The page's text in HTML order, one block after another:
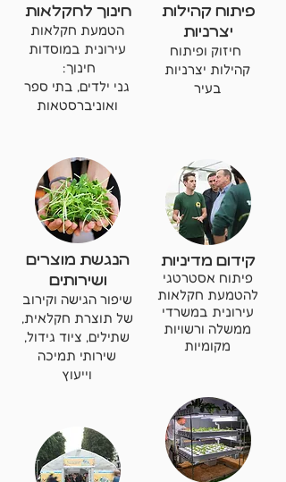
פיתוח קהילות
יצרניות
חיזוק ופיתוח
קהילות יצרניות
בעיר
קידום מדיניות
פיתוח אסטרטגי
להטמעת חקלאות
עירונית במשרדי
ממשלה ורשויות
מקומיות
חינוך לחקלאות
הטמעת חקלאות
עירונית במוסדות
חינוך:
גני ילדים, בתי ספר
ואוניברסטאות
הנגשת מוצרים
ושירותים
שיפור הגישה וקירוב
של תוצרת חקלאית,
שתילים, ציוד גידול,
שירותי תמיכה
וייעוץ